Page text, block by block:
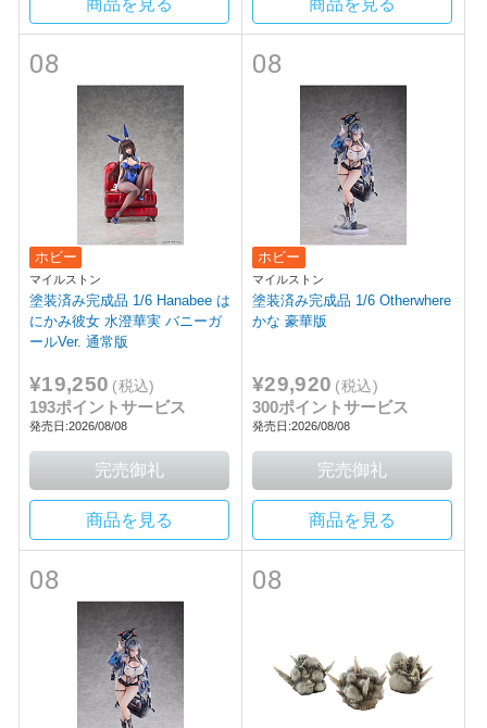
商品を見る 商品を見る
08
ホビー
マイルストン
塗装済み完成品 1/6 Hanabee は
にかみ彼女 水澄華実 バニーガ
ールVer. 通常版
¥19,250 (税込)
193ポイントサービス
発売日:2026/08/08
商品を見る
08
ホビー
マイルストン
塗装済み完成品 1/6 Otherwhere
かな 豪華版
¥29,920 (税込)
300ポイントサービス
発売日:2026/08/08
商品を見る
08 08